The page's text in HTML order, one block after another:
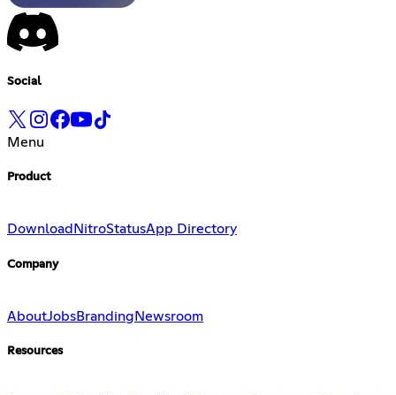
Social
Menu
Product
Download NitroStatusApp Directory
Company
AboutJobsBranding Newsroom
Resources